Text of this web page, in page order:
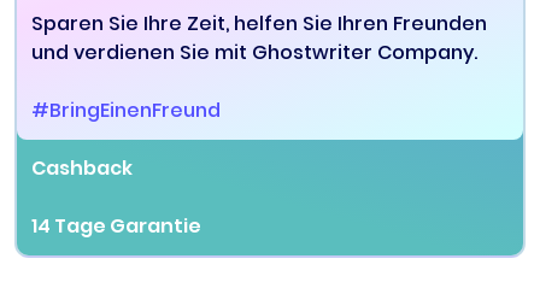
Sparen Sie Ihre Zeit, helfen Sie Ihren Freunden
und verdienen Sie mit Ghostwriter Company.
#BringEinenFreund
Cashback
14 Tage Garantie